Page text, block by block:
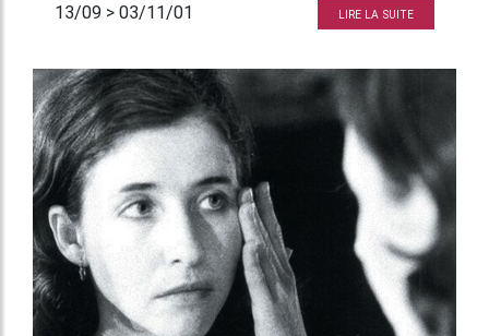
13/09 > 03/11/01
LIRE LA SUITE